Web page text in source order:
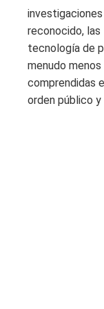
reconocido,
tecnología de
menudo
comprendidas
orden público y